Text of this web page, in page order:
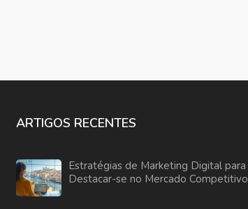
ARTIGOS RECENTES
Estratégias de Marketing Digital para
Destacar-se no Mercado Competitivo